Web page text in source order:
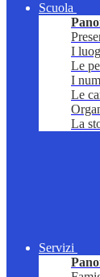
Scuola
I
Le
I
Le
La
Servizi